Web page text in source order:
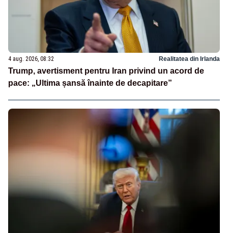
4 aug. 2026, 08:32 Realitatea din Irlanda
Trump, avertisment pentru Iran privind un acord de
pace: „Ultima șansă înainte de decapitare”